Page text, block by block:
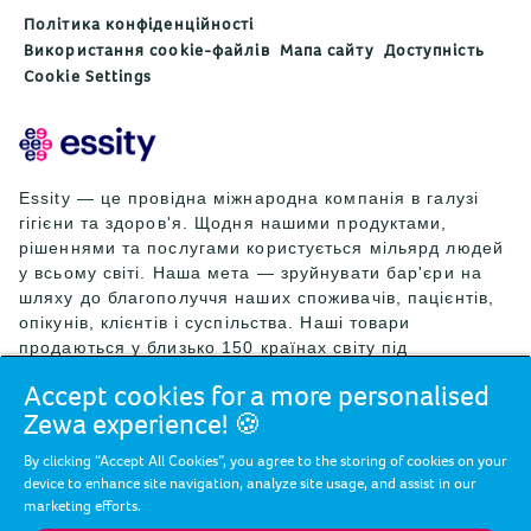
Політика конфіденційності
Використання cookie-файлів Мапа сайту Доступність
Cookie Settings
Essity — це провідна міжнародна компанія в галузі
гігієни та здоров'я. Щодня нашими продуктами,
рішеннями та послугами користується мільярд людей
у всьому світі. Наша мета — зруйнувати бар'єри на
шляху до благополуччя наших споживачів, пацієнтів,
опікунів, клієнтів і суспільства. Наші товари
продаються у близько 150 країнах світу під
також під іншими відомими брендами, як-от Actimove,
Cutimed, JOBST, Knix, Leukoplast, Libero, Libresse,
і Zewa. У 2024 році чистий обсяг продажів Essity
склав близько 146 млрд шведських крон (13 млрд
Accept cookies for a more personalised
Zewa experience! 🍪
By clicking “Accept All Cookies”, you agree to the storing of cookies on your
device to enhance site navigation, analyze site usage, and assist in our
marketing efforts.